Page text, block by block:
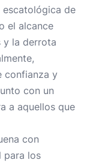
escatológica de
el alcance
y la derrota
confianza y
con un
a aquellos que
con
para los